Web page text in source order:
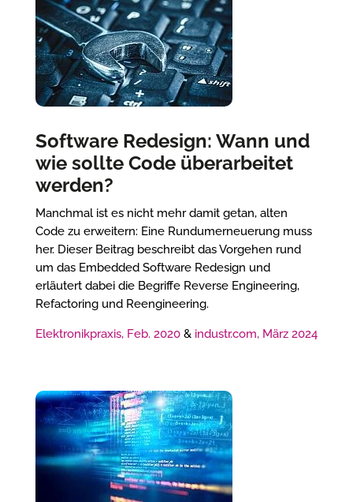
Software Redesign: Wann und
wie sollte Code überarbeitet
werden?
Manchmal ist es nicht mehr damit getan, alten
Code zu erweitern: Eine Rundumerneuerung muss
her. Dieser Beitrag beschreibt das Vorgehen rund
um das Embedded Software Redesign und
erläutert dabei die Begriffe Reverse Engineering,
Refactoring und Reengineering.
Elektronikpraxis, Feb. 2020& industr.com, März 2024